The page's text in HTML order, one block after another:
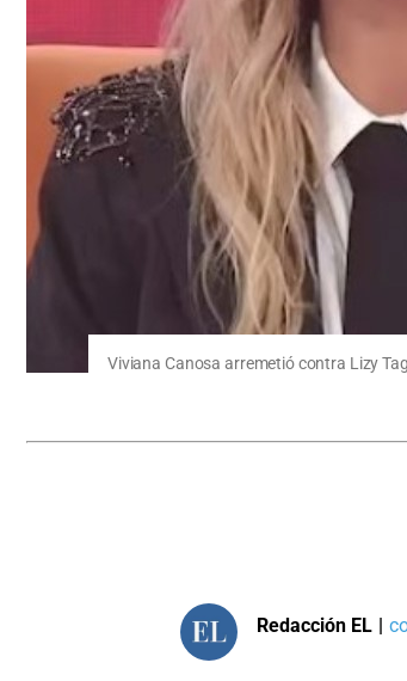
Viviana Canosa arremetió contra Lizy
Redacción EL |